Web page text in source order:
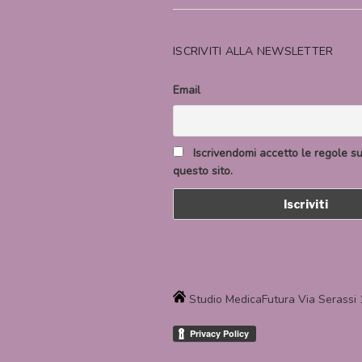
ISCRIVITI ALLA NEWSLETTER
Email
Iscrivendomi accetto le regole
questo sito.
Studio MedicaFutura Via Serassi